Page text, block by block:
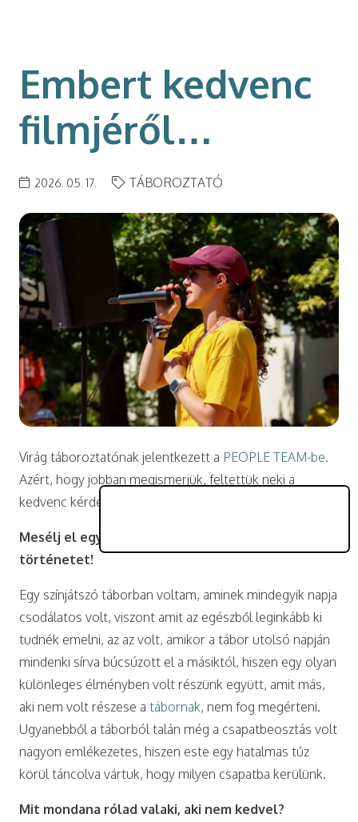
Embert kedvenc
filmjéről…
2026. 05. 17. TÁBOROZTATÓ
Virág táboroztatónak jelentkezett a PEOPLE TEAM-be.
Azért, hogy jobban megismerjük, feltettük neki a
kedvenc kérdéseinket.
Mesélj el egy számodra különleges tábori
történetet!
Egy színjátszó táborban voltam, aminek mindegyik napja
csodálatos volt, viszont amit az egészből leginkább ki
tudnék emelni, az az volt, amikor a tábor utolsó napján
mindenki sírva búcsúzott el a másiktól, hiszen egy olyan
különleges élményben volt részünk együtt, amit más,
aki nem volt részese a tábornak, nem fog megérteni.
Ugyanebből a táborból talán még a csapatbeosztás volt
nagyon emlékezetes, hiszen este egy hatalmas tűz
körül táncolva vártuk, hogy milyen csapatba kerülünk.
Mit mondana rólad valaki, aki nem kedvel?